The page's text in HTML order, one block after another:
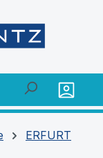
ERFURT